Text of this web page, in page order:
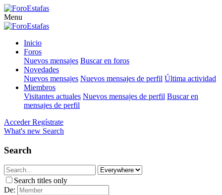
Menu
Inicio
Foros
Nuevos mensajes Buscar en foros
Novedades
Nuevos mensajes Nuevos mensajes de perfil Última actividad
Miembros
Visitantes actuales Nuevos mensajes de perfil Buscar en
mensajes de perfil
Acceder Regístrate
What's new Search
Search
Search titles only
De: